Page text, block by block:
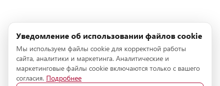
Контакты
Телефон: +7 (495) 228-72-95
E-mail: info@stockmeier-food.ru
Адрес:142153, г.Подольск, деревня Новоселки, технопарк
Уведомление об использовании файлов cookie
Мы используем файлы cookie для корректной работы
сайта, аналитики и маркетинга. Аналитические и
маркетинговые файлы cookie включаются только с вашего
согласия. Подробнее